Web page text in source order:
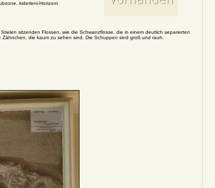
kiderleni-Horizont
sitzenden Flossen, wie die Schwanzflosse, die in einem deutlich separierten
die kaum zu sehen sind. Die Schuppen sind groß und rauh.